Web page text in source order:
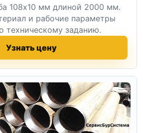
108x10 мм длиной 2000 мм.
и рабочие параметры
техническому заданию.
Узнать цену